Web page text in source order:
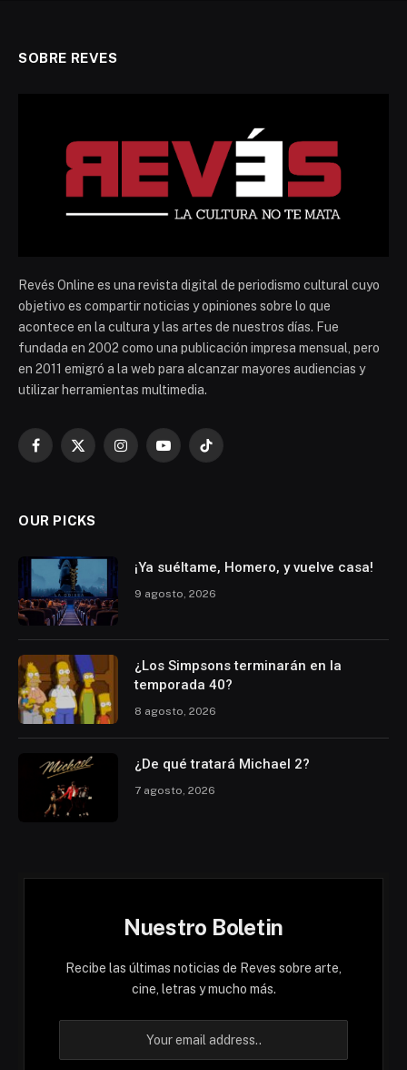
SOBRE REVES
Revés Online es una revista digital de periodismo cultural cuyo
objetivo es compartir noticias y opiniones sobre lo que
acontece en la cultura y las artes de nuestros días. Fue
fundada en 2002 como una publicación impresa mensual, pero
en 2011 emigró a la web para alcanzar mayores audiencias y
utilizar herramientas multimedia.
Facebook
X
InstagramYouTubeTikTok
OUR PICKS
¡Ya suéltame, Homero, y vuelve casa!
9 agosto, 2026
¿Los Simpsons terminarán en la
temporada 40?
8 agosto, 2026
¿De qué tratará Michael 2?
7 agosto, 2026
Nuestro Boletin
Recibe las últimas noticias de Reves sobre arte,
cine, letras y mucho más.